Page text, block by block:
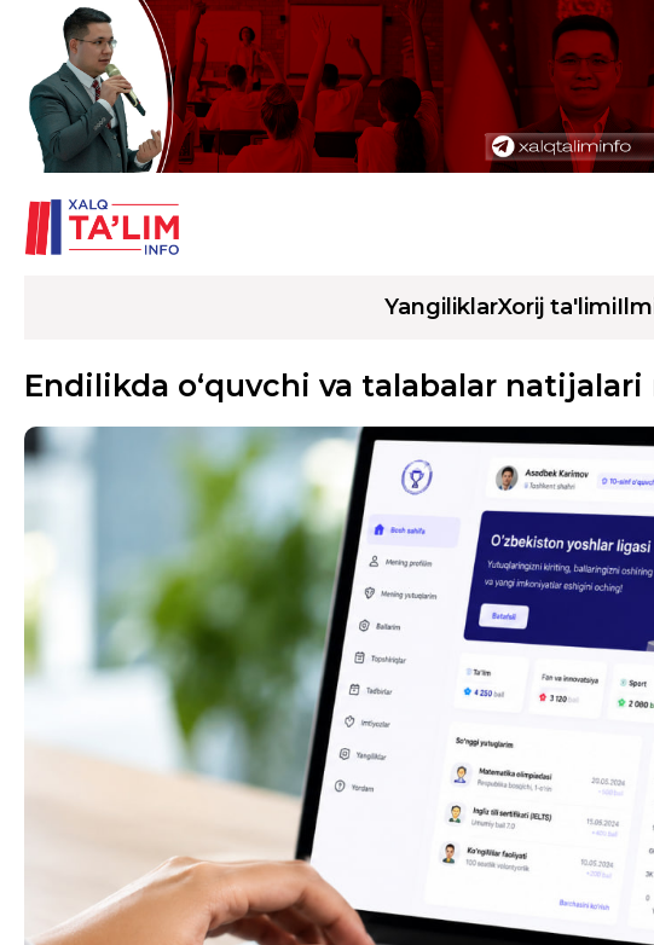
YangiliklarXorij ta'limi
Endilikda o‘quvchi va talabalar